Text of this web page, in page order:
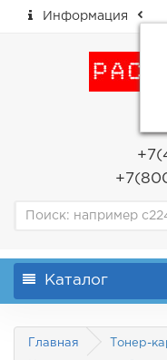
Информация
Каталог
Главная Тонер-